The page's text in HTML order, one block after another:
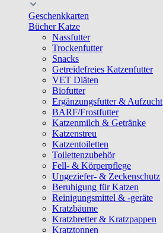
Geschenkkarten
Bücher Katze
Nassfutter
Trockenfutter
Snacks
Getreidefreies Katzenfutter
VET Diäten
Biofutter
Ergänzungsfutter & Aufzucht
BARF/Frostfutter
Katzenmilch & Getränke
Katzenstreu
Katzentoiletten
Toilettenzubehör
Fell- & Körperpflege
Ungeziefer- & Zeckenschutz
Beruhigung für Katzen
Reinigungsmittel & -geräte
Kratzbäume
Kratzbretter & Kratzpappen
Kratztonnen